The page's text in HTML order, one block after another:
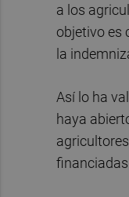
a los
objetivo es
la
Así lo ha
haya